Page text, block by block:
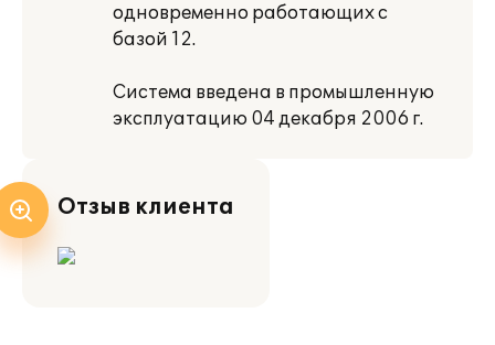
одновременно работающих с
базой 12.
Система введена в промышленную
эксплуатацию 04 декабря 2006 г.
Отзыв клиента